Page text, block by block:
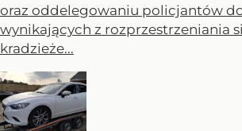
oraz oddelegowaniu policjantów
wynikających z rozprzestrzeniania
kradzieże...